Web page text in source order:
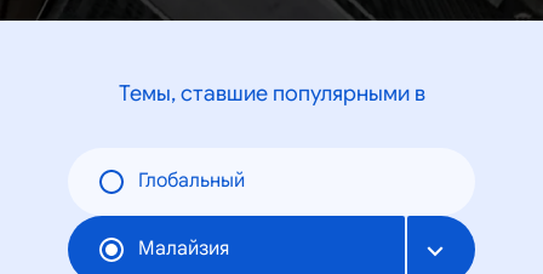
Темы, ставшие популярными в
Глобальный
Малайзия